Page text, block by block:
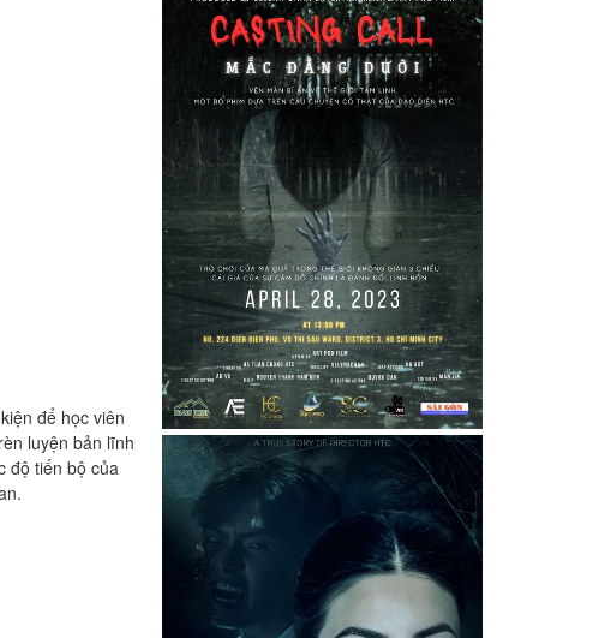
để học viên
luyện bản lĩnh
độ tiến bộ của